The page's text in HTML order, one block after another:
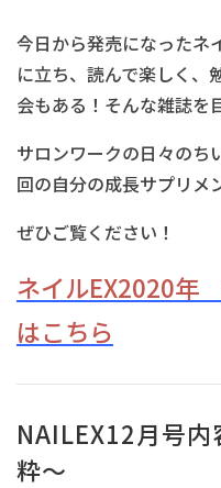
今日から発売になったネ
に立ち、読んで楽しく、
会もある！そんな雑誌を
サロンワークの日々のち
回の自分の成長サプリメ
ぜひご覧ください！
ネイルEX2020年
はこちら
NAILEX12月号
粋〜